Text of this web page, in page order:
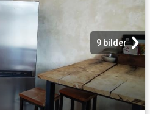
9 bilder